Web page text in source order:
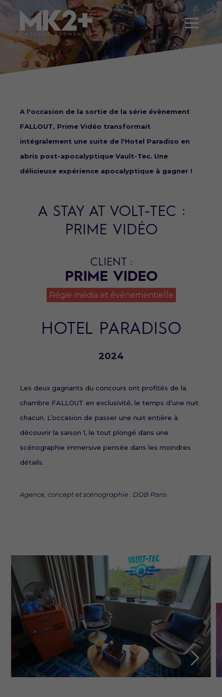
A l'occasion de la sortie de la série évènement
FALLOUT, Prime Vidéo transformait
intégralement une suite de l'Hotel Paradiso en
abris post-apocalyptique Vault-Tec. Une
délicieuse expérience apocalyptique à gagner !
A STAY AT VOLT-TEC :
PRIME VIDÉO
CLIENT :
PRIME VIDEO
Régie média et événementielle
HOTEL PARADISO
2024
Les deux gagnants du concours ont profités de la
chambre FALLOUT en exclusivité, le temps d’une nuit
chacun. L’occasion de passer une nuit entière à
découvrir la saison 1, le tout plongé dans une
scénographie immersive pensée dans les moindres
détails.
Agence, concept et scénographie : DDB Paris